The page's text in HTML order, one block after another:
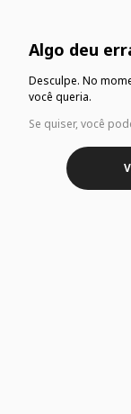
Algo deu
Desculpe. No
você queria.
Se quiser, você